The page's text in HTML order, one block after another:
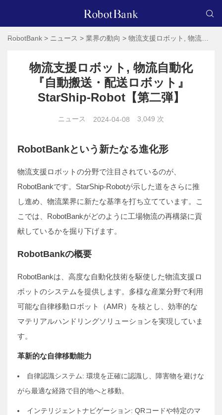
RobotBank > ニュース > 業界の動向 > 物流支援ロボット, 物流自動化 『自動搬送・配送ロボット』StarShip-Robot【第二弾】
物流支援ロボット, 物流自動化
『自動搬送・配送ロボット』
StarShip-Robot【第二弾】
ニュース 2024-04-08 3,049 次
RobotBankという新たなる進化形
物流支援ロボットの分野で注目されているのが、
RobotBankです。StarShip-Robotが示した道をさらに推
し進め、物流業界に新たな基準を打ち立てています。こ
こでは、RobotBankがどのように工場物流の再構築に貢
献しているかを掘り下げます。
RobotBankの概要
RobotBankは、高度な自動化技術を駆使した物流支援ロ
ボットのシステムを提供します。多様な産業分野で利用
可能な自律移動ロボット（AMR）を核とし、効率的な
マテリアルハンドリングソリューションを実現していま
す。
革新的な自律移動能力
自律認識システム: 環境を正確に認識し、障害物を避けな
がら最適な経路で目的地へと移動。
インテリジェントナビゲーション: QRコードや特定のマ